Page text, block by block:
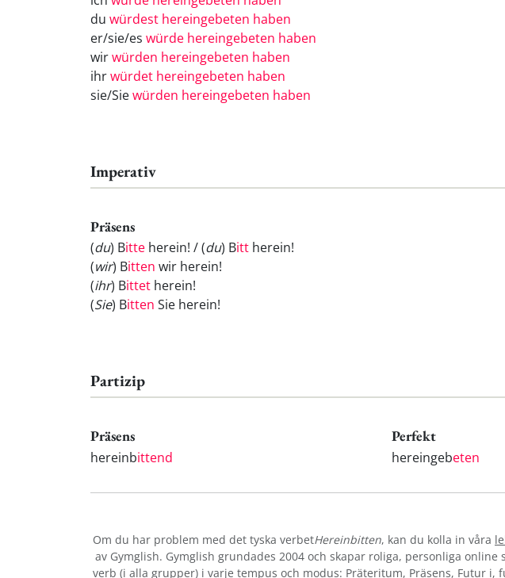
du würdest hereingebeten haben
er/sie/es würde hereingebeten haben
wirwürden hereingebeten haben
ihrwürdet hereingebeten haben
sie/Siewürden hereingebeten haben
Imperativ
Präsens
(du) Bitte herein! / (du) Bitt herein!
(wir) Bitten wir herein!
(ihr) Bittet herein!
(Sie) Bitten Sie herein!
Partizip
Präsens
hereinbittend
Perfekt
hereingebeten
Om du har problem med det tyska verbetHereinbitten, kan du kolla in våra
av Gymglish. Gymglish grundades 2004 och skapar roliga, personliga online
verb (i alla grupper) i varje tempus och modus: Präteritum, Präsens, Futur